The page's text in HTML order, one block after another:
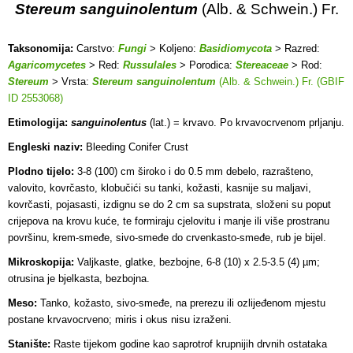
Stereum sanguinolentum (Alb. & Schwein.) Fr.
Taksonomija: Carstvo: Fungi > Koljeno: Basidiomycota > Razred:
Agaricomycetes > Red: Russulales > Porodica: Stereaceae > Rod:
Stereum > Vrsta: Stereum sanguinolentum (Alb. & Schwein.) Fr. (GBIF
ID 2553068)
Etimologija: sanguinolentus (lat.) = krvavo. Po krvavocrvenom prljanju.
Engleski naziv: Bleeding Conifer Crust
Plodno tijelo: 3-8 (100) cm široko i do 0.5 mm debelo, razrašteno,
valovito, kovrčasto, klobučići su tanki, kožasti, kasnije su maljavi,
kovrčasti, pojasasti, izdignu se do 2 cm sa supstrata, složeni su poput
crijepova na krovu kuće, te formiraju cjelovitu i manje ili više prostranu
površinu, krem-smeđe, sivo-smeđe do crvenkasto-smeđe, rub je bijel.
Mikroskopija: Valjkaste, glatke, bezbojne, 6-8 (10) x 2.5-3.5 (4) µm;
otrusina je bjelkasta, bezbojna.
Meso: Tanko, kožasto, sivo-smeđe, na prerezu ili ozlijeđenom mjestu
postane krvavocrveno; miris i okus nisu izraženi.
Stanište: Raste tijekom godine kao saprotrof krupnijih drvnih ostataka